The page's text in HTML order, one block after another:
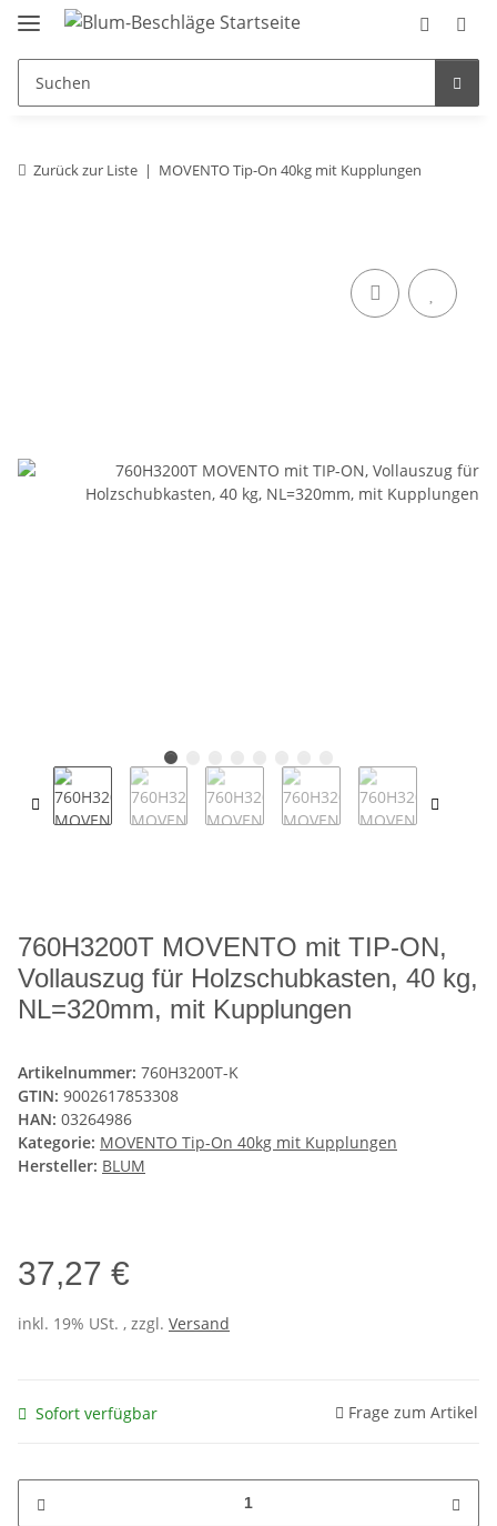
Zurück zur Liste MOVENTO Tip-On 40kg mit Kupplungen
760H3200T MOVENTO mit TIP-ON,
Vollauszug für Holzschubkasten, 40 kg,
NL=320mm, mit Kupplungen
Artikelnummer: 760H3200T-K
GTIN: 9002617853308
HAN: 03264986
Kategorie: MOVENTO Tip-On 40kg mit Kupplungen
Hersteller: BLUM
37,27 €
inkl. 19% USt. , zzgl. Versand
Sofort verfügbar Frage zum Artikel